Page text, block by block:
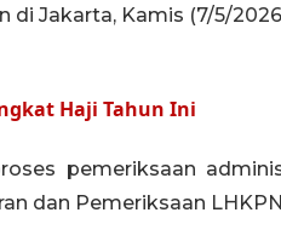
di Jakarta, Kamis (7/5/
Haji Tahun Ini
pemeriksaan
dan Pemeriksaan